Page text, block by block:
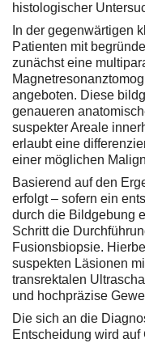
histologischer
In der gegenwärtigen
Patienten mit
zunächst eine
angeboten. Diese
genaueren
suspekter Areale
erlaubt eine
einer möglichen
Basierend auf den
erfolgt – sofern ein
durch die Bildgebung
Schritt die
Fusionsbiopsie.
suspekten Läsionen
transrektalen
und hochpräzise
Die sich an die
Entscheidung wird